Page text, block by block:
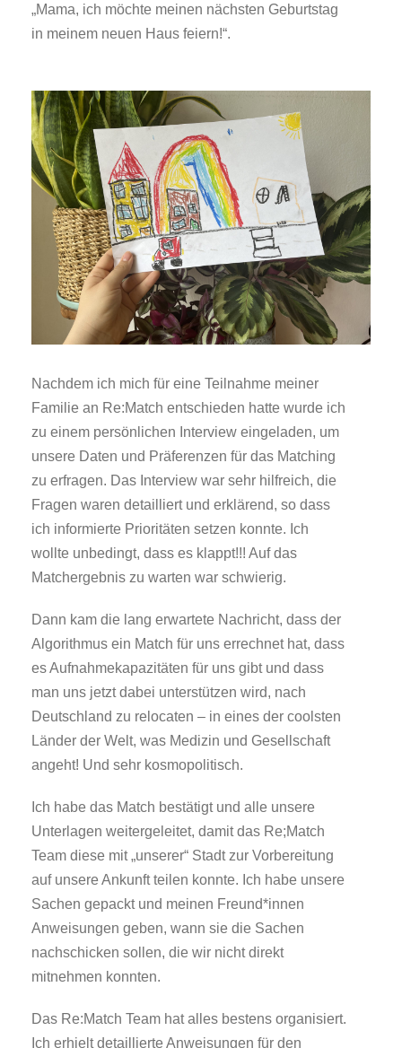
„Mama, ich möchte meinen nächsten Geburtstag
in meinem neuen Haus feiern!“.
Nachdem ich mich für eine Teilnahme meiner
Familie an Re:Match entschieden hatte wurde ich
zu einem persönlichen Interview eingeladen, um
unsere Daten und Präferenzen für das Matching
zu erfragen. Das Interview war sehr hilfreich, die
Fragen waren detailliert und erklärend, so dass
ich informierte Prioritäten setzen konnte. Ich
wollte unbedingt, dass es klappt!!! Auf das
Matchergebnis zu warten war schwierig.
Dann kam die lang erwartete Nachricht, dass der
Algorithmus ein Match für uns errechnet hat, dass
es Aufnahmekapazitäten für uns gibt und dass
man uns jetzt dabei unterstützen wird, nach
Deutschland zu relocaten – in eines der coolsten
Länder der Welt, was Medizin und Gesellschaft
angeht! Und sehr kosmopolitisch.
Ich habe das Match bestätigt und alle unsere
Unterlagen weitergeleitet, damit das Re;Match
Team diese mit „unserer“ Stadt zur Vorbereitung
auf unsere Ankunft teilen konnte. Ich habe unsere
Sachen gepackt und meinen Freund*innen
Anweisungen geben, wann sie die Sachen
nachschicken sollen, die wir nicht direkt
mitnehmen konnten.
Das Re:Match Team hat alles bestens organisiert.
Ich erhielt detaillierte Anweisungen für den